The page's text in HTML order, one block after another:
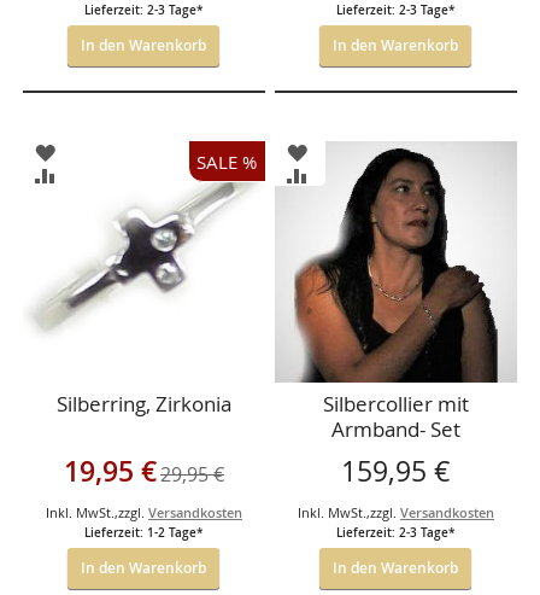
Lieferzeit: 2-3 Tage*
In den Warenkorb
Lieferzeit: 2-3 Tage*
In den Warenkorb
SALE %
ZUR
WUNSCHLISTE
ZUR
VERGLEICHSLISTE
HINZUFÜGEN
Silberring, Zirkonia
Sonderangebot
19,95 €29,95 €
Inkl. MwSt.,zzgl. Versandkosten
Lieferzeit: 1-2 Tage*
In den Warenkorb
ZUR
WUNSCHLISTE
HINZUFÜGEN
ZUR
VERGLEICHSLISTE
HINZUFÜGEN
Silbercollier mit
Armband- Set
159,95 €
Inkl. MwSt.,zzgl. Versandkosten
Lieferzeit: 2-3 Tage*
In den Warenkorb